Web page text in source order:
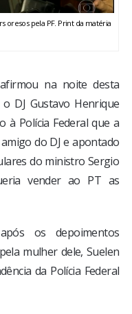
oresos pela PF. Print da matéria
na noite desta
DJ Gustavo Henrique
à Polícia Federal que a
do DJ e apontado
do ministro Sergio
vender ao PT as
os depoimentos
mulher dele, Suelen
da Polícia Federal